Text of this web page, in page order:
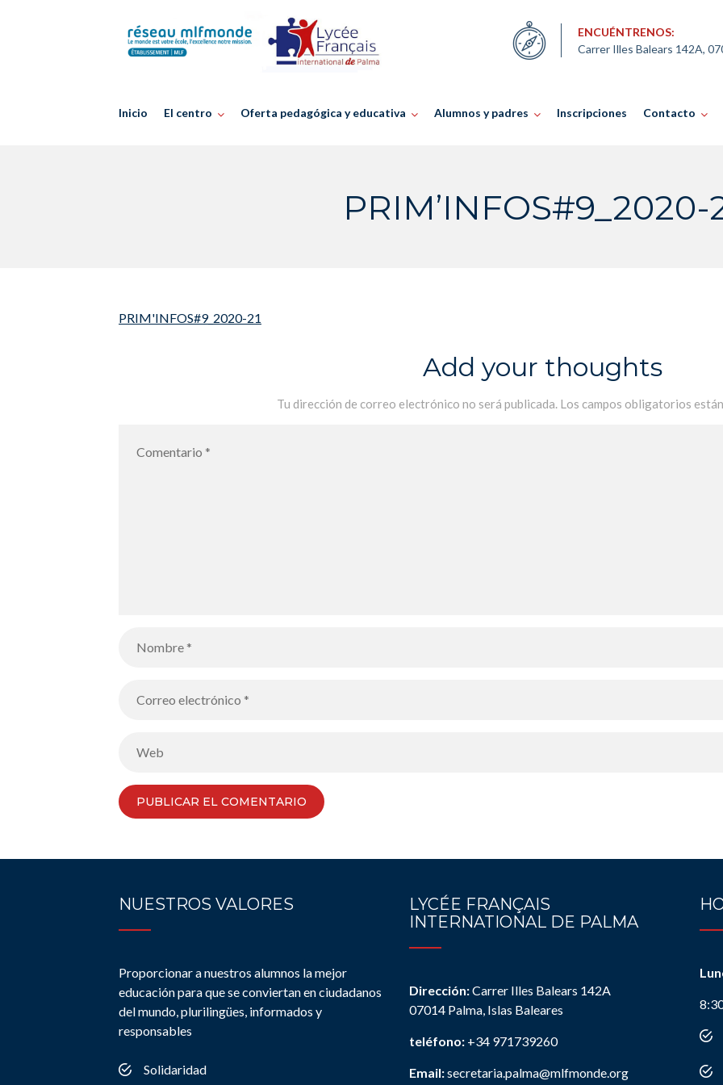
ENCUÉNTRENOS:
Carrer Illes Balears 142A,
Inicio El centro Oferta pedagógica y educativa Alumnos y padres Inscripciones Contacto
PRIM’INFOS#9_2020-
PRIM'INFOS#9_2020-21
Add your thoughts
Tu dirección de correo electrónico no será publicada. Los campos obligatorios
NUESTROS VALORES
Proporcionar a nuestros alumnos la mejor
educación para que se conviertan en ciudadanos
del mundo, plurilingües, informados y
responsables
Solidaridad
LYCÉE FRANÇAIS
INTERNATIONAL DE PALMA
Dirección:Carrer Illes Balears 142A
07014 Palma, Islas Baleares
teléfono: +34 971739260
Email:secretaria.palma@mlfmonde.org